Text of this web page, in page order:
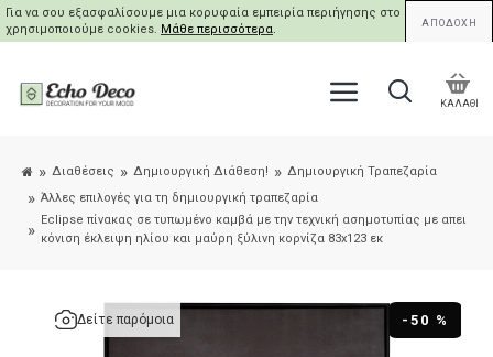
Για να σου εξασφαλίσουμε μια κορυφαία εμπειρία περιήγησης στο site μας,
χρησιμοποιούμε cookies. Μάθε περισσότερα. ΑΠΟΔΟΧΗ
ΚΑΛΑΘΙ
Διαθέσεις Δημιουργική Διάθεση!
Δημιουργική Τραπεζαρία
Άλλες επιλογές για τη δημιουργική τραπεζαρία
Eclipse πίνακας σε τυπωμένο καμβά με την τεχνική ασημοτυπίας με απει
κόνιση έκλειψη ηλίου και μαύρη ξύλινη κορνίζα 83x123 εκ
-50 %
Δείτε παρόμοια